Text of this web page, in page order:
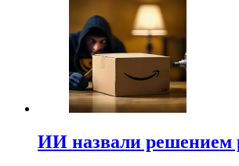
ИИ назвали решением